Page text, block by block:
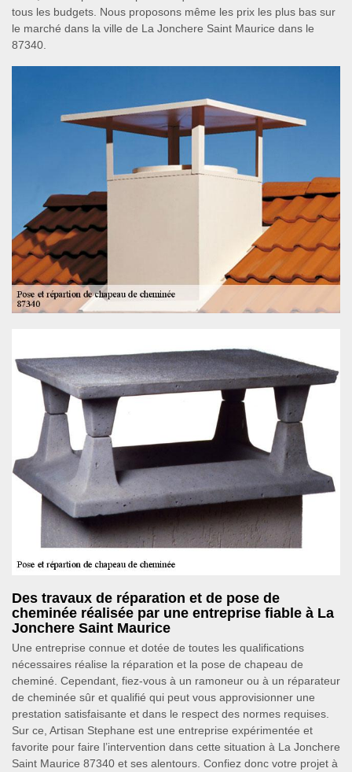
tous les budgets. Nous proposons même les prix les plus bas sur
le marché dans la ville de La Jonchere Saint Maurice dans le
87340.
Des travaux de réparation et de pose de
cheminée réalisée par une entreprise fiable à La
Jonchere Saint Maurice
Une entreprise connue et dotée de toutes les qualifications
nécessaires réalise la réparation et la pose de chapeau de
cheminé. Cependant, fiez-vous à un ramoneur ou à un réparateur
de cheminée sûr et qualifié qui peut vous approvisionner une
prestation satisfaisante et dans le respect des normes requises.
Sur ce, Artisan Stephane est une entreprise expérimentée et
favorite pour faire l’intervention dans cette situation à La Jonchere
Saint Maurice 87340 et ses alentours. Confiez donc votre projet à